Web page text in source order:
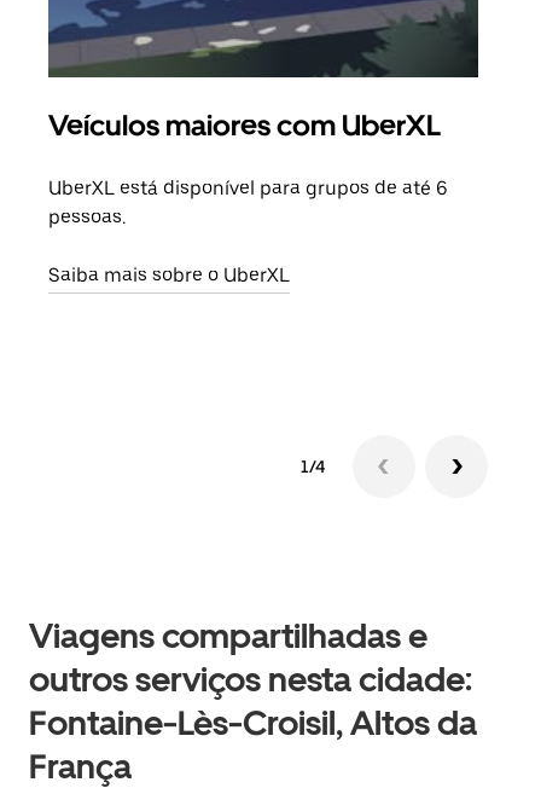
Veículos maiores com UberXL
UberXL está disponível para grupos de até 6
pessoas.
Saiba mais sobre o UberXL
1/4
Viagens compartilhadas e
outros serviços nesta cidade:
Fontaine-Lès-Croisil, Altos da
França